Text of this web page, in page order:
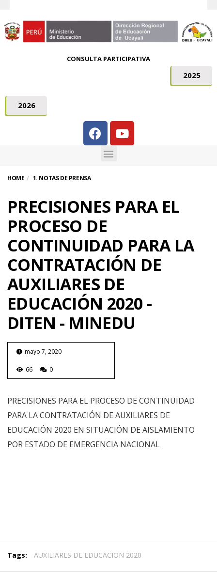
CONSULTA PARTICIPATIVA
2025
2026
HOME 1. NOTAS DE PRENSA
PRECISIONES PARA EL
PROCESO DE
CONTINUIDAD PARA LA
CONTRATACIÓN DE
AUXILIARES DE
EDUCACIÓN 2020 -
DITEN - MINEDU
mayo 7, 2020
66 0
PRECISIONES PARA EL PROCESO DE CONTINUIDAD
PARA LA CONTRATACIÓN DE AUXILIARES DE
EDUCACIÓN 2020 EN SITUACIÓN DE AISLAMIENTO
POR ESTADO DE EMERGENCIA NACIONAL
Tags: AUXILIARES DE EDUCACION 2020